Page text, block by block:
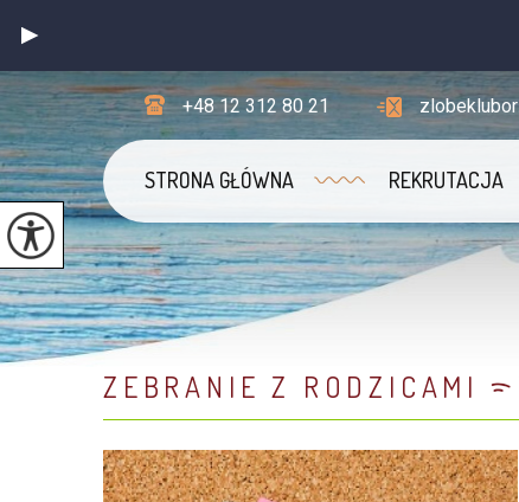
+48 12 312 80 21
STRONA GŁÓWNA REKRUTACJA
ZEBRANIE Z RODZICAMI